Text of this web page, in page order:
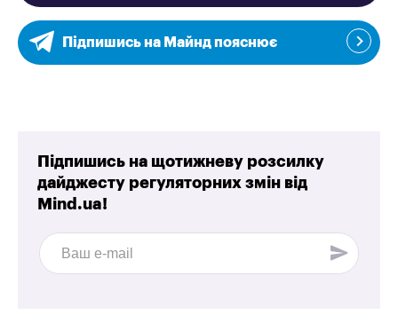
Підпишись на Майнд пояснює
Підпишись на щотижневу розсилку
дайджесту регуляторних змін від
Mind.ua!